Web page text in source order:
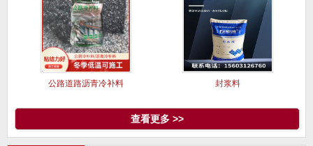
公路道路沥青冷补料 封浆料
查看更多 >>